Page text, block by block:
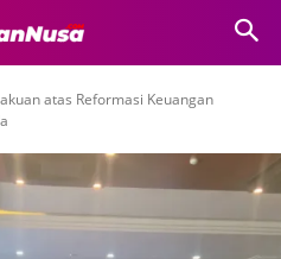
atas Reformasi Keuangan